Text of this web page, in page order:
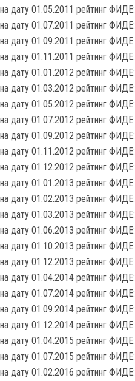
на дату 01.05.2011 рейтинг ФИДЕ:
на дату 01.07.2011 рейтинг ФИДЕ:
на дату 01.09.2011 рейтинг ФИДЕ:
на дату 01.11.2011 рейтинг ФИДЕ:
на дату 01.01.2012 рейтинг ФИДЕ:
на дату 01.03.2012 рейтинг ФИДЕ:
на дату 01.05.2012 рейтинг ФИДЕ:
на дату 01.07.2012 рейтинг ФИДЕ:
на дату 01.09.2012 рейтинг ФИДЕ:
на дату 01.11.2012 рейтинг ФИДЕ:
на дату 01.12.2012 рейтинг ФИДЕ:
на дату 01.01.2013 рейтинг ФИДЕ:
на дату 01.02.2013 рейтинг ФИДЕ:
на дату 01.03.2013 рейтинг ФИДЕ:
на дату 01.06.2013 рейтинг ФИДЕ:
на дату 01.10.2013 рейтинг ФИДЕ:
на дату 01.12.2013 рейтинг ФИДЕ:
на дату 01.04.2014 рейтинг ФИДЕ:
на дату 01.07.2014 рейтинг ФИДЕ:
на дату 01.09.2014 рейтинг ФИДЕ:
на дату 01.12.2014 рейтинг ФИДЕ:
на дату 01.04.2015 рейтинг ФИДЕ:
на дату 01.07.2015 рейтинг ФИДЕ:
на дату 01.02.2016 рейтинг ФИДЕ: